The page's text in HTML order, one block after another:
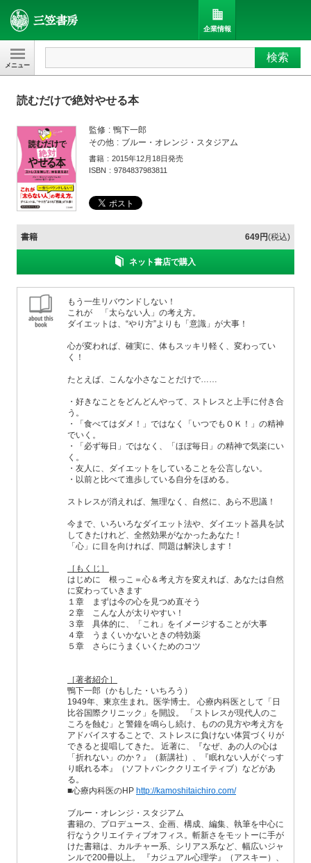
三笠書房 検索
企業情報
読むだけで絶対やせる本
監修
鴨下一郎
その他
ブルー・オレンジ・スタジアム
書籍
2015年12月18日発売
ISBN
9784837983811
書籍 649円(税込)
ネット書店で購入
もう一生リバウンドしない！
これが 「太らない人」の考え方。
ダイエットは、“やり方”よりも「意識」が大事！
心が変われば、確実に、体もスッキリ軽く、変わってい
く！
たとえば、こんな小さなことだけで……
・好きなことをどんどんやって、ストレスと上手に付き合
う。
・「食べてはダメ！」ではなく「いつでもＯＫ！」の精神
でいく。
・「必ず毎日」ではなく、「ほぼ毎日」の精神で気楽にい
く。
・友人に、ダイエットをしていることを公言しない。
・以前と比べて進歩している自分をほめる。
ストレスが消えれば、無理なく、自然に、あら不思議！
今まで、いろいろなダイエット法や、ダイエット器具を試
してきたけれど、全然効果がなかったあなた！
「心」に目を向ければ、問題は解決します！
［もくじ］
はじめに 根っこ＝心＆考え方を変えれば、あなたは自然
に変わっていきます
１章 まずは今の心を見つめ直そう
２章 こんな人が太りやすい！
３章 具体的に、「これ」をイメージすることが大事
４章 うまくいかないときの特効薬
５章 さらにうまくいくためのコツ
［著者紹介］
鴨下一郎（かもした・いちろう）
1949年、東京生まれ。医学博士。 心療内科医として「日
比谷国際クリニック」を開設。 「ストレスが現代人のこ
ころを蝕む」と警鐘を鳴らし続け、ものの見方や考え方を
アドバイスすることで、ストレスに負けない体質づくりが
できると提唱してきた。 近著に、『なぜ、あの人の心は
「折れない」のか？』（新講社）、『眠れない人がぐっす
り眠れる本』（ソフトバンククリエイティブ）などがあ
る。
■心療内科医のHP http://kamoshitaichiro.com/
ブルー・オレンジ・スタジアム
書籍の、プロデュース、企画、構成、編集、執筆を中心に
行なうクリエイティブオフィス。斬新さをモットーに手が
けた書籍は、カルチャー系、シリアス系など、幅広いジャ
ンルで200冊以上。 『カジュアル心理学』（アスキー）、